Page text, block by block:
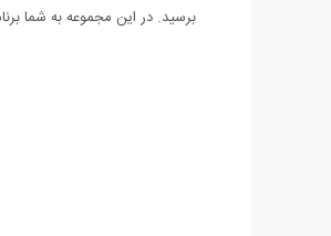
برسید. در این مجموعه به شما